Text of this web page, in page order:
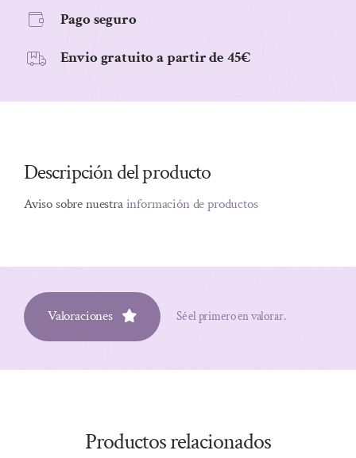
Pago seguro
Envio gratuito a partir de 45€
Descripción del producto
Aviso sobre nuestrainformación de productos
Valoraciones Sé el primero en valorar.
Productos relacionados